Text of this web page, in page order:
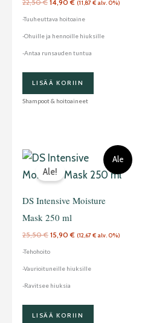
22,50€ 14,90€ (11,87€ alv. 0%)
-Tuuheuttava hoitoaine
-Ohuille ja hennoille hiuksille
-Antaa runsauden tuntua
LISÄÄ KORIIN
Shampoot & hoitoaineet
Ale
Ale!
DS Intensive Moisture
Mask 250 ml
25,50€
Alkuperäinen
hinta
oli:
25,50 €.
15,90€
Nykyinen
hinta
on:
15,90 €.
(12,67€ alv. 0%)
-Tehohoito
-Vaurioituneille hiuksille
-Ravitsee hiuksia
LISÄÄ KORIIN